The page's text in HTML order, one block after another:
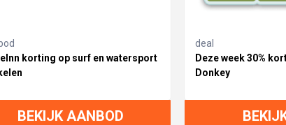
korting op surf en watersport
BEKIJK AANBOD
deal
Deze week 30%
Donkey